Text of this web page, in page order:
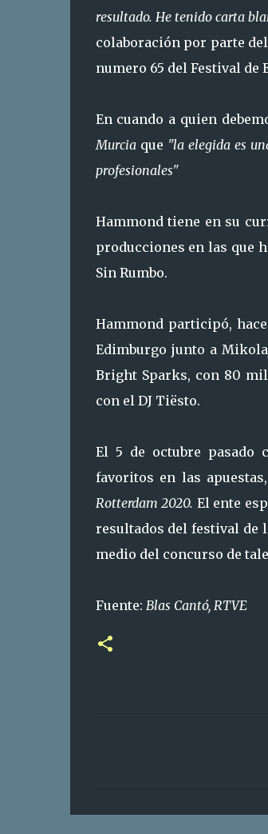
resultado. He tenido carta
colaboración por parte
numero 65 del Festival de
En cuando a quien
Murciaque "la elegida es
profesionales"
Hammond tiene en su
producciones en las que
Sin Rumbo.
Hammond participó,
Edimburgo junto a
Bright Sparks, con 80
con el DJ Tiësto.
El 5 de octubre pasado
favoritos en las
Rotterdam 2020. El ente
resultados del festival de
medio del concurso de
Fuente: Blas Cantó, RTVE